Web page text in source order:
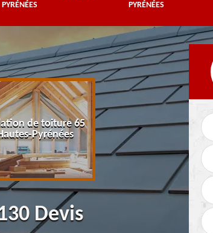
PYRÉNÉES
PYRÉNÉES
de toiture 65
Pyrénées
Couvreur 65 Hautes-
Devis